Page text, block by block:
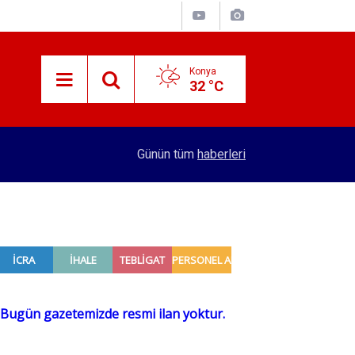
Konya
32 °C
Merkez Bankası rezervleri açıklandı
Günün tüm haberleri